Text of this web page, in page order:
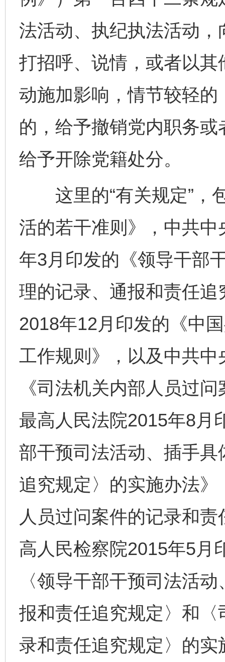
法活动、执纪执法活动
打招呼、说情，或者以
动施加影响，情节较轻
的，给予撤销党内职务
给予开除党籍处分。
这里的“有关规定”，
活的若干准则》，中共
年3月印发的《领导干部
理的记录、通报和责任
2018年12月印发的《中
工作规则》，以及中共
《司法机关内部人员过
最高人民法院2015年8月
部干预司法活动、插手
追究规定〉的实施办法
人员过问案件的记录和
高人民检察院2015年5月
〈领导干部干预司法活
报和责任追究规定〉和
录和责任追究规定〉的